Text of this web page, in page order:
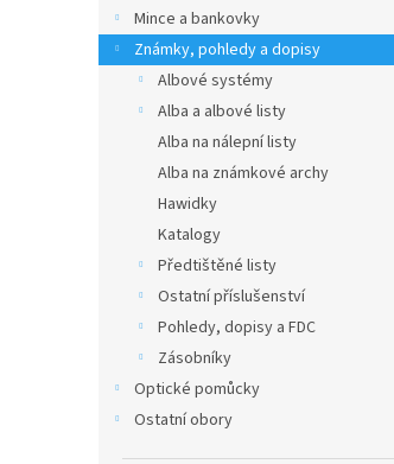
a
n
Mince a bankovky
Známky, pohledy a dopisy
Albové systémy
Alba a albové listy
Alba na nálepní listy
Alba na známkové archy
Hawidky
Katalogy
Předtištěné listy
Ostatní příslušenství
Pohledy, dopisy a FDC
Zásobníky
Optické pomůcky
Ostatní obory